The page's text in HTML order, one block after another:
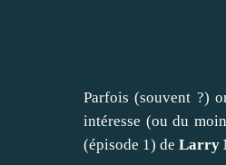
Parfois (souvent ?)
intéresse (ou du
(épisode 1) de Larry